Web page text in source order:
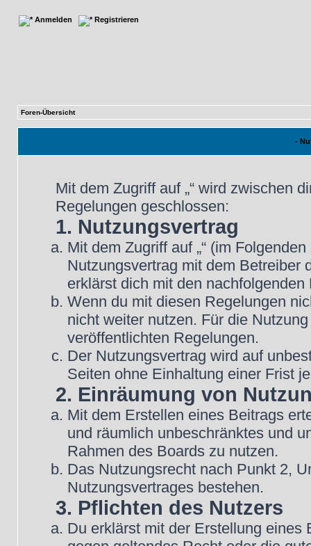
Anmelden Registrieren
Foren-Übersicht
-
Mit dem Zugriff auf „“ wird zwischen
Regelungen geschlossen:
1. Nutzungsvertrag
Mit dem Zugriff auf „“ (im
Nutzungsvertrag mit dem Betreiber
erklärst dich mit den
Wenn du mit diesen Regelungen
nicht weiter nutzen. Für die
veröffentlichten Regelungen.
Der Nutzungsvertrag wird auf
Seiten ohne Einhaltung einer Frist
2. Einräumung von
Mit dem Erstellen eines Beitrags
und räumlich unbeschränktes und
Rahmen des Boards zu nutzen.
Das Nutzungsrecht nach Punkt 2,
Nutzungsvertrages bestehen.
3. Pflichten des Nutzers
Du erklärst mit der Erstellung eines